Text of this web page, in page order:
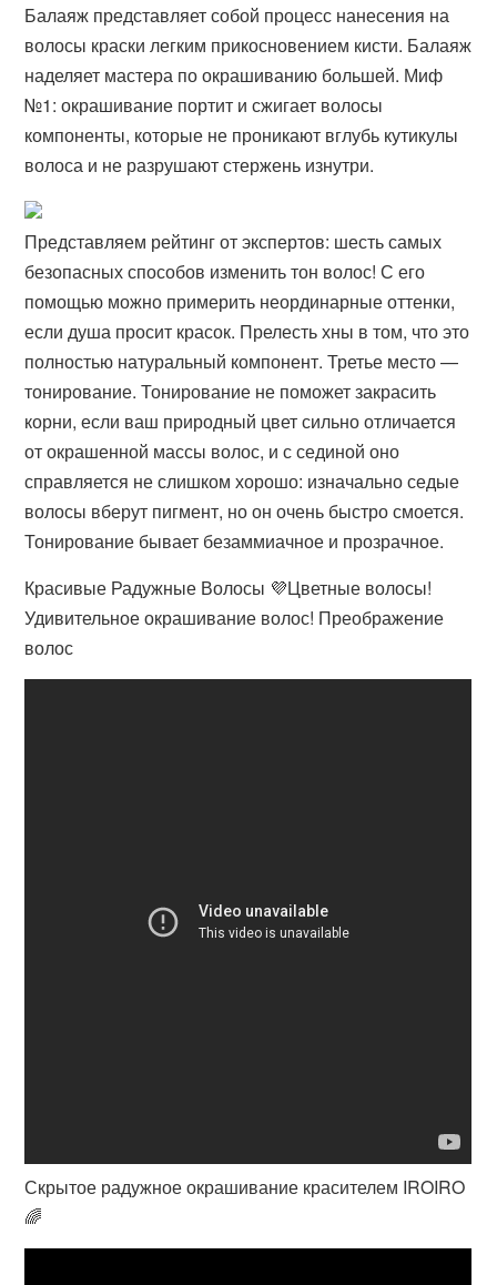
Балаяж представляет собой процесс нанесения на
волосы краски легким прикосновением кисти. Балаяж
наделяет мастера по окрашиванию большей​. Миф
№1: окрашивание портит и сжигает волосы
компоненты, которые не проникают вглубь кутикулы
волоса и не разрушают стержень изнутри.
Представляем рейтинг от экспертов: шесть самых
безопасных способов изменить тон волос! С его
помощью можно примерить неординарные оттенки,
если душа просит красок. Прелесть хны в том, что это
полностью натуральный компонент. Третье место —
тонирование. Тонирование не поможет закрасить
корни, если ваш природный цвет сильно отличается
от окрашенной массы волос, и с сединой оно
справляется не слишком хорошо: изначально седые
волосы вберут пигмент, но он очень быстро смоется.
Тонирование бывает безаммиачное и прозрачное.
Красивые Радужные Волосы 💜Цветные волосы!
Удивительное окрашивание волос! Преображение
волос
Скрытое радужное окрашивание красителем IROIRO
🌈